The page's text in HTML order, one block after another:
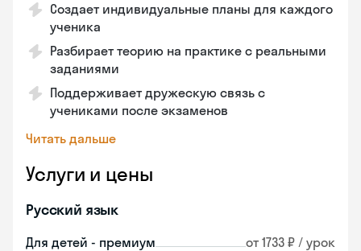
Создает индивидуальные планы для каждого
ученика
Разбирает теорию на практике с реальными
заданиями
Поддерживает дружескую связь с
учениками после экзаменов
Читать дальше
Услуги и цены
Русский язык
Для детей - премиум от 1733 ₽ / урок